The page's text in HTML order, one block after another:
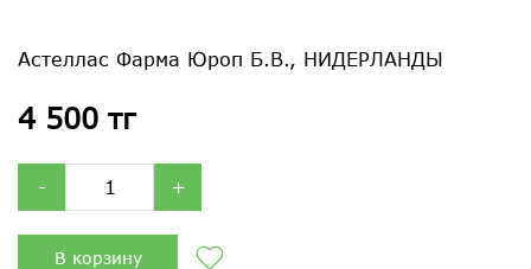
Астеллас Фарма Юроп Б.В., НИДЕРЛАНДЫ
4 500 тг
- +
В корзину